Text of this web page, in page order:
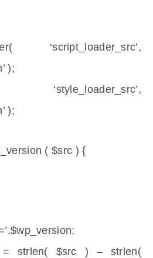
‘script_loader_src’,
);
);
( $src ) {
= strlen( $src ) – strlen(